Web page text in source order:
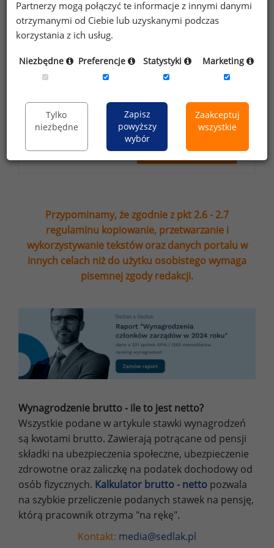
formularzu przez Sedlak Sedlak sp. z o.o.
sp. k. w celu otrzymywania bezpłatnego
Wyrażam zgodę na przesyłanie na podany
adres e-mail ofert handlowych oraz
że zapoznałem się z treścią
informacji na
temat przetwarzania.
Zapisz
Przypominamy, że zgodnie z pkt 2.6 - 2.7
regulaminu kopiowanie, przetwarzanie i
wykorzystywanie tekstów oraz danych portalu w
innych celach niż do użytku osobistego wymaga
pisemnej zgody redakcji.
Wynagrodzenie brutto - ile to jest netto?
Wszystkie podane w artykule stawki wynagrodzeń
są kwotami brutto. Zawierają potrącane od pensji
składki na ubezpieczenia społeczne, ubezpieczenie
zdrowotne oraz zaliczkę na podatek dochodowy od
osób fizycznych. Kalkulator brutto - netto pozwala
na szybkie przeliczenie podanych stawek na pensję,
którą pracownik otrzyma "na rękę".
Kontakt: media@sedlak.pl
Partnerzy mogą połączyć te informacje z innymi danymi
otrzymanymi od Ciebie lub uzyskanymi podczas
korzystania z ich usług.
Niezbędne Preferencje Statystyki Marketing
Tylko
niezbędne
Zapisz
powyższy
wybór
Zaakceptuj
wszystkie